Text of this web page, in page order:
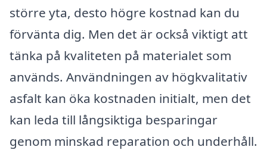
större yta, desto högre kostnad kan du
förvänta dig. Men det är också viktigt att
tänka på kvaliteten på materialet som
används. Användningen av högkvalitativ
asfalt kan öka kostnaden initialt, men det
kan leda till långsiktiga besparingar
genom minskad reparation och underhåll.